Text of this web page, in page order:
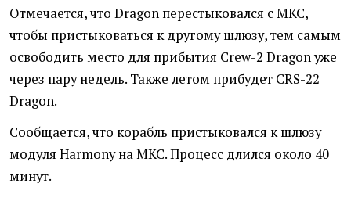
Отмечается, что Dragon перестыковался с МКС,
чтобы пристыковаться к другому шлюзу, тем самым
освободить место для прибытия Crew-2 Dragon уже
через пару недель. Также летом прибудет CRS-22
Dragon.
Сообщается, что корабль пристыковался к шлюзу
модуля Harmony на МКС. Процесс длился около 40
минут.